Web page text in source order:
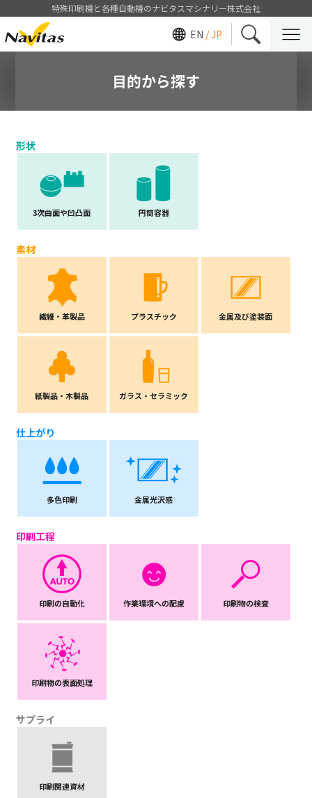
特殊印刷機と各種自動機のナビタスマシナリー株式会社
EN / JP
目的から探す
形状
3次曲面や凹凸面 円筒容器
素材
繊維・革製品 プラスチック 金属及び塗装面
紙製品・木製品 ガラス・セラミック
仕上がり
多色印刷 金属光沢感
印刷工程
印刷の自動化 作業環境への配慮 印刷物の検査
印刷物の表面処理
サプライ
印刷関連資材